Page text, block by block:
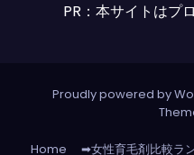
PR：本サイトはプ
Proudly powered by
Home ➡女性育毛剤比較ラ